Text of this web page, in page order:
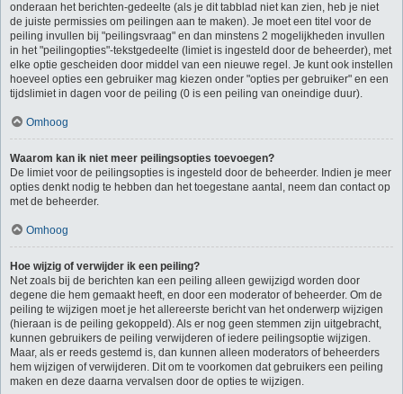
onderaan het berichten-gedeelte (als je dit tabblad niet kan zien, heb je niet
de juiste permissies om peilingen aan te maken). Je moet een titel voor de
peiling invullen bij "peilingsvraag" en dan minstens 2 mogelijkheden invullen
in het "peilingopties"-tekstgedeelte (limiet is ingesteld door de beheerder), met
elke optie gescheiden door middel van een nieuwe regel. Je kunt ook instellen
hoeveel opties een gebruiker mag kiezen onder "opties per gebruiker" en een
tijdslimiet in dagen voor de peiling (0 is een peiling van oneindige duur).
Omhoog
Waarom kan ik niet meer peilingsopties toevoegen?
De limiet voor de peilingsopties is ingesteld door de beheerder. Indien je meer
opties denkt nodig te hebben dan het toegestane aantal, neem dan contact op
met de beheerder.
Omhoog
Hoe wijzig of verwijder ik een peiling?
Net zoals bij de berichten kan een peiling alleen gewijzigd worden door
degene die hem gemaakt heeft, en door een moderator of beheerder. Om de
peiling te wijzigen moet je het allereerste bericht van het onderwerp wijzigen
(hieraan is de peiling gekoppeld). Als er nog geen stemmen zijn uitgebracht,
kunnen gebruikers de peiling verwijderen of iedere peilingsoptie wijzigen.
Maar, als er reeds gestemd is, dan kunnen alleen moderators of beheerders
hem wijzigen of verwijderen. Dit om te voorkomen dat gebruikers een peiling
maken en deze daarna vervalsen door de opties te wijzigen.